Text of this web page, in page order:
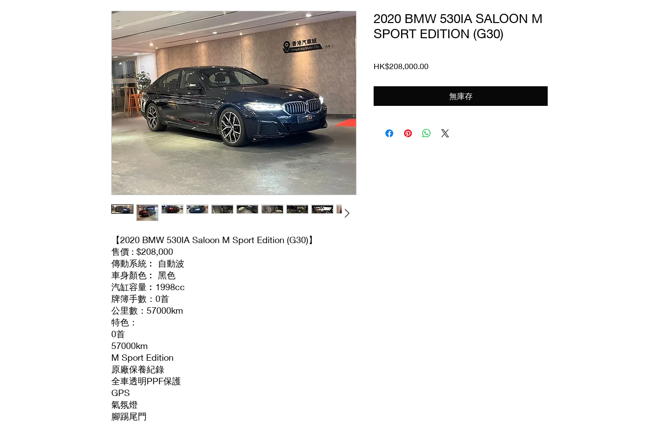
【2020 BMW 530IA Saloon M Sport Edition (G30)】
售價 : $208,000
傳動系統︰ 自動波
車身顏色︰ 黑色
汽缸容量︰1998cc
牌簿手數：0首
公里數：57000km
特色：
0首
57000km
M Sport Edition
原廠保養紀錄
全車透明PPF保護
GPS
氣氛燈
腳踢尾門
2020 BMW 530IA SALOON M
SPORT EDITION (G30)
HK$208,000.00價
無庫存